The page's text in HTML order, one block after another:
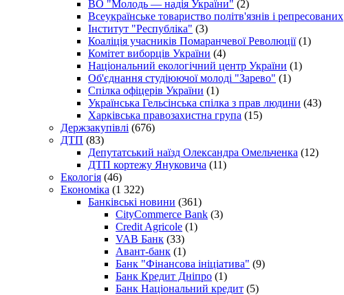
ВО "Молодь — надія України" (2)
Всеукраїнське товариство політв'язнів і репресованих
Інститут "Республіка" (3)
Коаліція учасників Помаранчевої Революції(1)
Комітет виборців України (4)
Національний екологічний центр України (1)
Об'єднання студіюючої молоді "Зарево" (1)
Спілка офіцерів України (1)
Українська Гельсінська спілка з прав людини (43)
Харківська правозахистна група (15)
Держзакупівлі (676)
ДТП (83)
Депутатський наїзд Олександра Омельченка (12)
ДТП кортежу Януковича (11)
Екологія (46)
Економіка (1 322)
Банківські новини (361)
CityCommerce Bank (3)
Credit Agricole (1)
VAB Банк (33)
Авант-банк (1)
Банк "Фінансова ініціатива" (9)
Банк Кредит Дніпро (1)
Банк Національний кредит (5)